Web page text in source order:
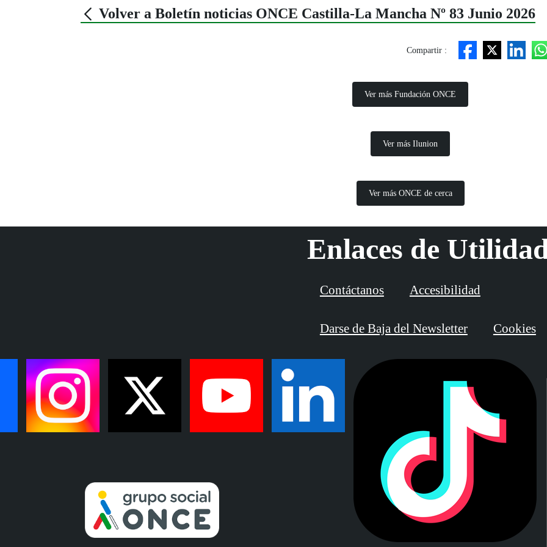
Volver a Boletín noticias ONCE Castilla-La Mancha Nº 83 Junio 2026
Compartir :
Ver más Fundación ONCE
Ver más Ilunion
Ver más ONCE de cerca
Enlaces de
Contáctanos Accesibilidad
Darse de Baja del Newsletter Cookies